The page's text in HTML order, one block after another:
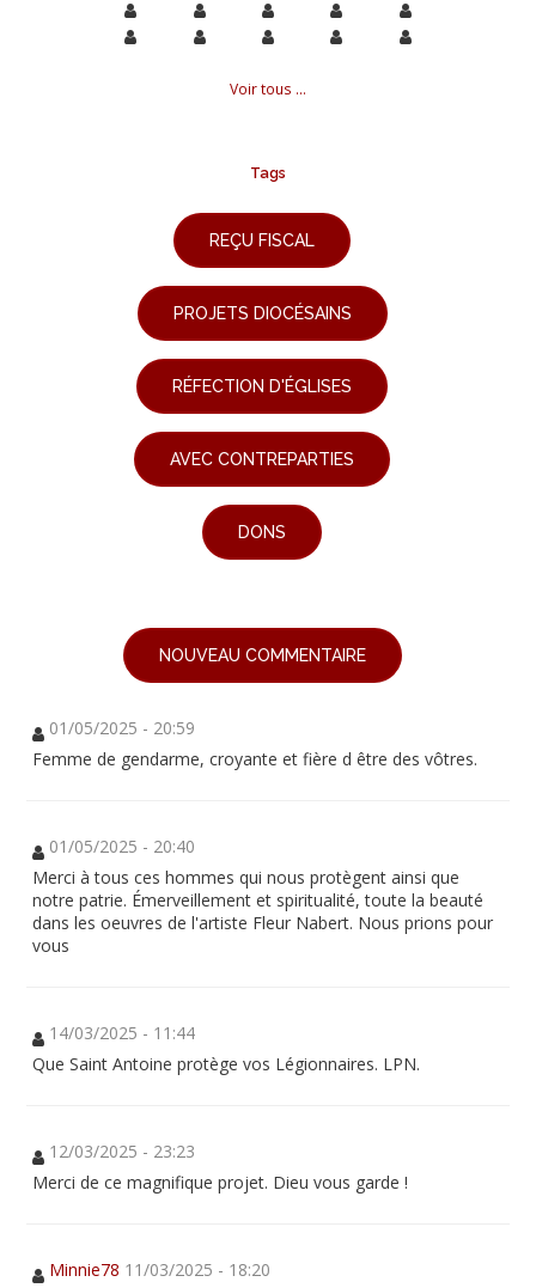
Voir tous ...
Tags
REÇU FISCAL
PROJETS DIOCÉSAINS
RÉFECTION D'ÉGLISES
AVEC CONTREPARTIES
DONS
NOUVEAU COMMENTAIRE
01/05/2025 - 20:59
Femme de gendarme, croyante et fière d être des vôtres.
01/05/2025 - 20:40
Merci à tous ces hommes qui nous protègent ainsi que
notre patrie. Émerveillement et spiritualité, toute la beauté
dans les oeuvres de l'artiste Fleur Nabert. Nous prions pour
vous
14/03/2025 - 11:44
Que Saint Antoine protège vos Légionnaires. LPN.
12/03/2025 - 23:23
Merci de ce magnifique projet. Dieu vous garde !
Minnie78 11/03/2025 - 18:20